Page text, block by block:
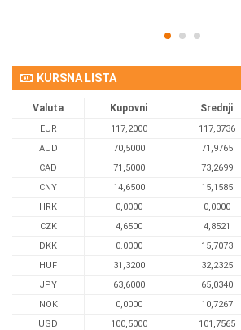
KURSNA LISTA
Valuta Kupovni Srednji
EUR 117,2000 117,3736
AUD
70,5000 71,9765
CAD
71,5000 73,2699
CNY
14,6500 15,1585
HRK
0,0000 0,0000
CZK
4,6500 4,8521
DKK
0.0000 15,7073
HUF
31,3200 32,2325
JPY
63,6000 65,0340
NOK
0,0000 10,7267
USD
100,5000 101,7565